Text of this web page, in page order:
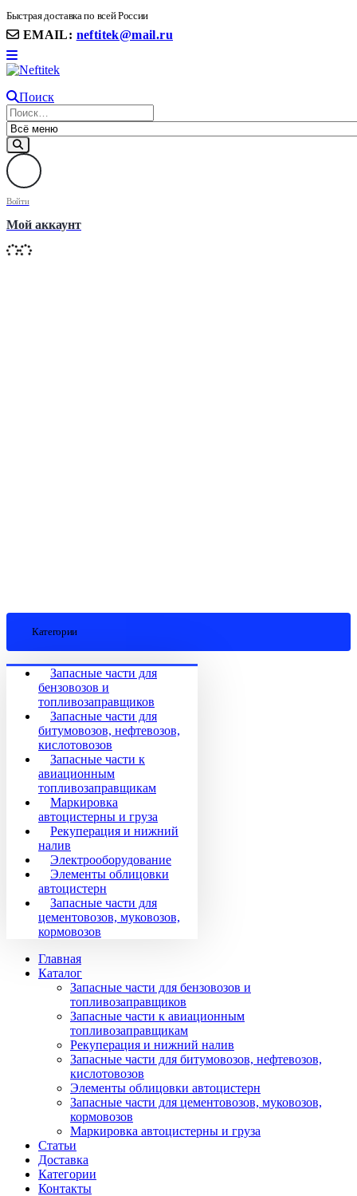
Быстрая доставка по всей России
EMAIL: neftitek@mail.ru
Поиск
Войти
Мой аккаунт
Категории
Запасные части для
бензовозов и
топливозаправщиков
Запасные части для
битумовозов, нефтевозов,
кислотовозов
Запасные части к
авиационным
топливозаправщикам
Маркировка
автоцистерны и груза
Рекуперация и нижний
налив
Электрооборудование
Элементы облицовки
автоцистерн
Запасные части для
цементовозов, муковозов,
кормовозов
Главная
Каталог
Запасные части для бензовозов и
топливозаправщиков
Запасные части к авиационным
топливозаправщикам
Рекуперация и нижний налив
Запасные части для битумовозов, нефтевозов,
кислотовозов
Элементы облицовки автоцистерн
Запасные части для цементовозов, муковозов,
кормовозов
Маркировка автоцистерны и груза
Статьи
Доставка
Категории
Контакты
8(906) 399 11 22 | 8(905)367-58-58